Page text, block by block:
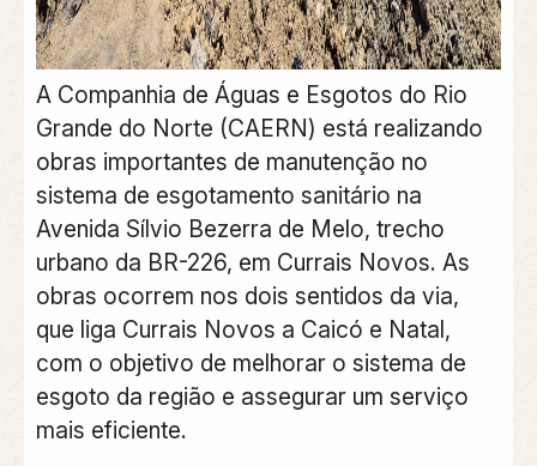
A Companhia de Águas e Esgotos do Rio
Grande do Norte (CAERN) está realizando
obras importantes de manutenção no
sistema de esgotamento sanitário na
Avenida Sílvio Bezerra de Melo, trecho
urbano da BR-226, em Currais Novos. As
obras ocorrem nos dois sentidos da via,
que liga Currais Novos a Caicó e Natal,
com o objetivo de melhorar o sistema de
esgoto da região e assegurar um serviço
mais eficiente.